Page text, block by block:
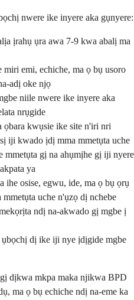
nwere ike inyere aka gụnyere:
ịrahụ ụra awa 7-9 kwa abalị ma
miri emi, echiche, ma ọ bụ usoro
adị oke njọ
niile nwere ike inyere aka
nrụgide
ọbara kwụsie ike site n'iri nri
iji kwado ịdị mma mmetụta uche
mmetụta gị na ahụmịhe gị iji nyere
ya
ihe osise, egwu, ide, ma ọ bụ ọrụ
uche n'ụzọ dị nchebe
ndị na-akwado gị mgbe ị
dị ike iji nye ịdịgide mgbe
dịkwa mkpa maka njikwa BPD
ma ọ bụ echiche ndị na-eme ka